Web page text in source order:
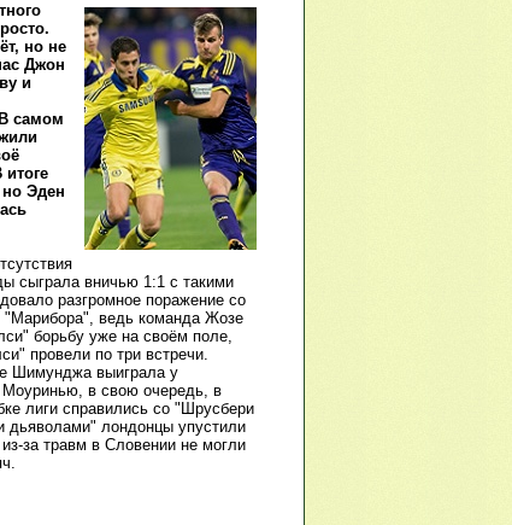
но не
Джон
и
самом
Эден
сыграла вничью 1:1 с такими
разгромное поражение со
"Марибора", ведь команда Жозе
борьбу уже на своём поле,
провели по три встречи.
Шимунджа выиграла у
в свою очередь, в
лиги справились со "Шрусбери
дьяволами" лондонцы упустили
за травм в Словении не могли